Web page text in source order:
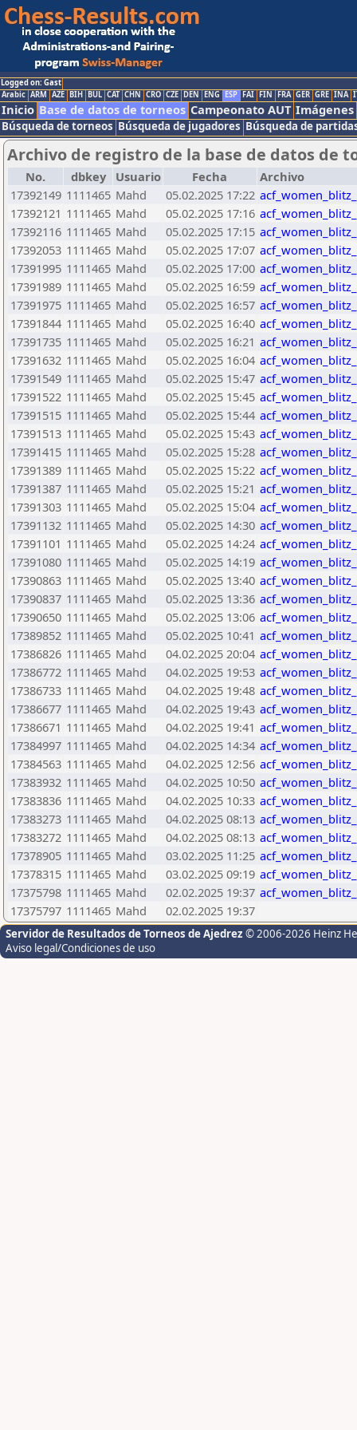
Logged on: Gast
Arabic ARM AZE BIH BUL CAT CHN CRO CZE DEN ENG ESP FAI FIN FRA GER GRE INA
Inicio Base de datos de torneos Campeonato AUT Imágenes
Búsqueda de torneos Búsqueda de jugadores Búsqueda de
Archivo de registro de la base de datos de
No. dbkey Usuario Fecha
Archivo
17392149 1111465 Mahd 05.02.2025 17:22
17392121 1111465 Mahd 05.02.2025 17:16
17392116 1111465 Mahd 05.02.2025 17:15
17392053 1111465 Mahd 05.02.2025 17:07
17391995 1111465 Mahd 05.02.2025 17:00
17391989 1111465 Mahd 05.02.2025 16:59
17391975 1111465 Mahd 05.02.2025 16:57
17391844 1111465 Mahd 05.02.2025 16:40
17391735 1111465 Mahd 05.02.2025 16:21
17391632 1111465 Mahd 05.02.2025 16:04
17391549 1111465 Mahd 05.02.2025 15:47
17391522 1111465 Mahd 05.02.2025 15:45
17391515 1111465 Mahd 05.02.2025 15:44
17391513 1111465 Mahd 05.02.2025 15:43
17391415 1111465 Mahd 05.02.2025 15:28
17391389 1111465 Mahd 05.02.2025 15:22
17391387 1111465 Mahd 05.02.2025 15:21
17391303 1111465 Mahd 05.02.2025 15:04
17391132 1111465 Mahd 05.02.2025 14:30
17391101 1111465 Mahd 05.02.2025 14:24
17391080 1111465 Mahd 05.02.2025 14:19
17390863 1111465 Mahd 05.02.2025 13:40
17390837 1111465 Mahd 05.02.2025 13:36
17390650 1111465 Mahd 05.02.2025 13:06
17389852 1111465 Mahd 05.02.2025 10:41
17386826 1111465 Mahd 04.02.2025 20:04
17386772 1111465 Mahd 04.02.2025 19:53
17386733 1111465 Mahd 04.02.2025 19:48
17386677 1111465 Mahd 04.02.2025 19:43
17386671 1111465 Mahd 04.02.2025 19:41
17384997 1111465 Mahd 04.02.2025 14:34
17384563 1111465 Mahd 04.02.2025 12:56
17383932 1111465 Mahd 04.02.2025 10:50
17383836 1111465 Mahd 04.02.2025 10:33
17383273 1111465 Mahd 04.02.2025 08:13
17383272 1111465 Mahd 04.02.2025 08:13
17378905 1111465 Mahd 03.02.2025 11:25
17378315 1111465 Mahd 03.02.2025 09:19
17375798 1111465 Mahd 02.02.2025 19:37
17375797 1111465 Mahd 02.02.2025 19:37
Servidor de Resultados de Torneos de Ajedrez © 2006-2026 Heinz
Aviso legal/Condiciones de uso